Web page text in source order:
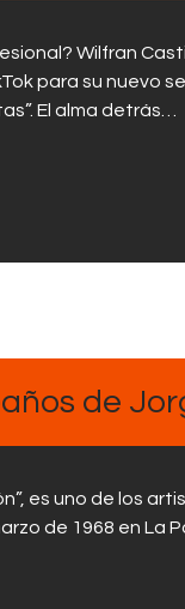
Wilfran
para su nuevo
El alma detrás…
de
es uno de los
de 1968 en La